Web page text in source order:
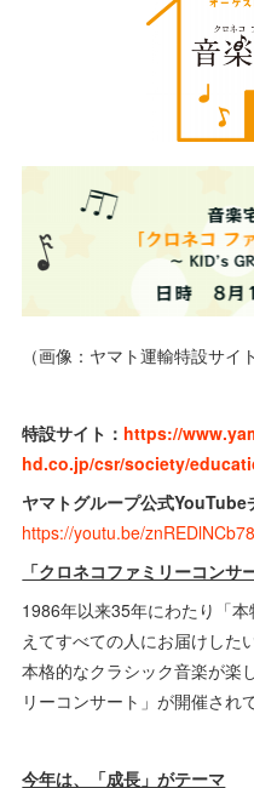
（画像：ヤマト運輸特設サイ
特設サイト： https://
hd.co.jp/csr/society/
ヤマトグループ公式YouTube
https://youtu.be/znREDlNCb78
「クロネコファミリーコンサ
1986年以来35年にわたり「
えてすべての人にお届けした
本格的なクラシック音楽が楽
リーコンサート」が開催され
今年は、「成長」がテーマ